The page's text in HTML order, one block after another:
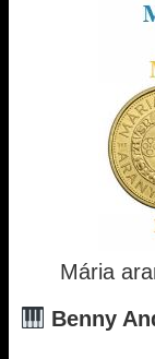
Mária
Benny